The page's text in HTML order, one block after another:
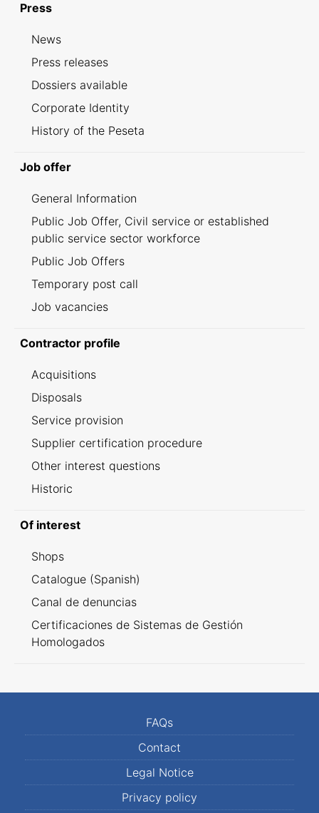
Press
News
Press releases
Dossiers available
Corporate Identity
History of the Peseta
Job offer
General Information
Public Job Offer, Civil service or established
public service sector workforce
Public Job Offers
Temporary post call
Job vacancies
Contractor profile
Acquisitions
Disposals
Service provision
Supplier certification procedure
Other interest questions
Historic
Of interest
Shops
Catalogue (Spanish)
Canal de denuncias
Certificaciones de Sistemas de Gestión
Homologados
FAQs
Contact
Legal Notice
Privacy policy